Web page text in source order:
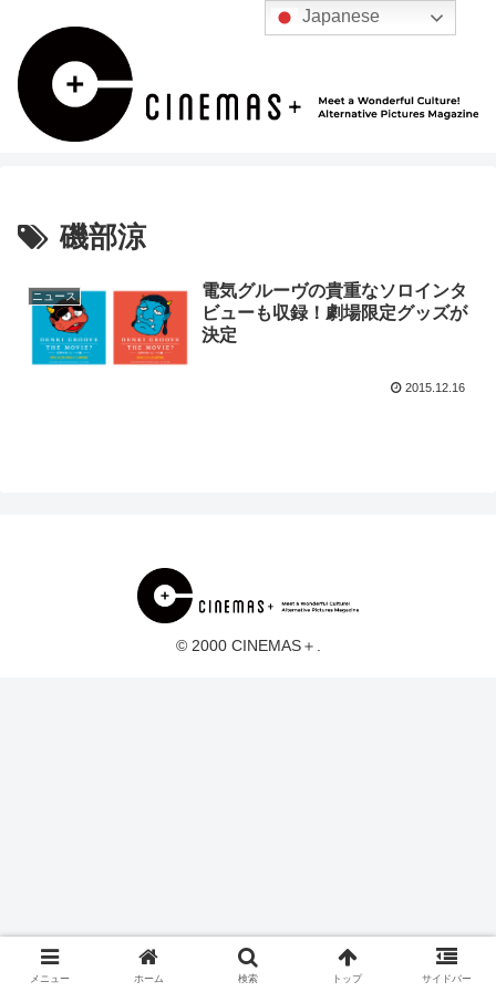
磯部涼
ニュース
電気グルーヴの貴重なソロインタ
ビューも収録！劇場限定グッズが
決定
2015.12.16
© 2000 CINEMAS＋.
メニュー ホーム 検索 トップ サイドバー
Japanese